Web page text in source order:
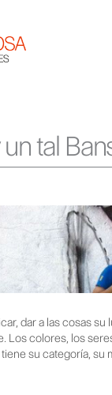
tal
dar a las cosas su
Los colores, los
su categoría, su